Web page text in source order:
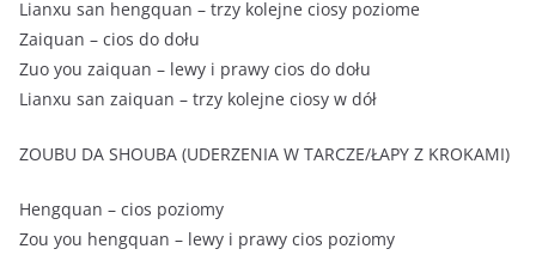
Lianxu san hengquan – trzy kolejne ciosy poziome
Zaiquan – cios do dołu
Zuo you zaiquan – lewy i prawy cios do dołu
Lianxu san zaiquan – trzy kolejne ciosy w dół
ZOUBU DA SHOUBA (UDERZENIA W TARCZE/ŁAPY Z KROKAMI)
Hengquan – cios poziomy
Zou you hengquan – lewy i prawy cios poziomy